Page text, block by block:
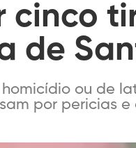
cinco
de
ou de
por pericias e